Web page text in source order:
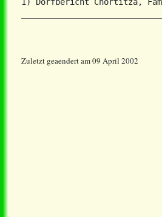
Zuletzt geaendert am 09 April 2002